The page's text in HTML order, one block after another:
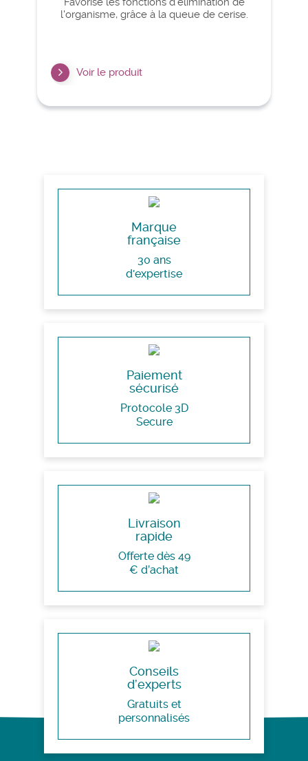
l'organisme, grâce à la queue de cerise.
Voir le produit
Marque
française
30 ans
d'expertise
Paiement
sécurisé
Protocole 3D
Secure
Livraison
rapide
Offerte dès 49
€ d’achat
Conseils
d’experts
Gratuits et
personnalisés